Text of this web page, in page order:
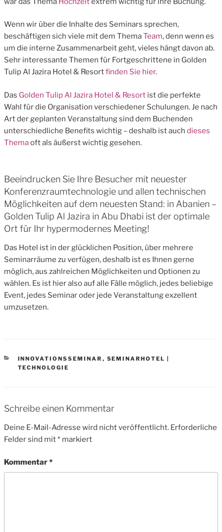
Wenn wir über die Inhalte des Seminars sprechen,
beschäftigen sich viele mit dem ThemaTeam, denn wenn es
um die interne Zusammenarbeit geht, vieles hängt davon ab.
Sehr interessante Themen für Fortgeschrittene in Golden
Tulip Al Jazira Hotel & Resortfinden Sie hier.
Das Golden Tulip Al Jazira Hotel & Resort ist die perfekte
Wahl für die Organisation verschiedener Schulungen. Je nach
Art der geplanten Veranstaltung sind dem Buchenden
unterschiedliche Benefits wichtig – deshalb ist auch dieses
Themaoft als äußerst wichtig gesehen.
Beeindrucken Sie Ihre Besucher mit neuester
Konferenzraumtechnologie und allen technischen
Möglichkeiten auf dem neuesten Stand: in Abanien –
Golden Tulip Al Jazira in Abu Dhabi ist der optimale
Ort für Ihr hypermodernes Meeting!
Das Hotel ist in der glücklichen Position, über mehrere
Seminarräume zu verfügen, deshalb ist es Ihnen gerne
möglich, aus zahlreichen Möglichkeiten und Optionen zu
wählen. Es ist hier also auf alle Fälle möglich, jedes beliebige
Event, jedes Seminar oder jede Veranstaltung exzellent
umzusetzen.
CATEGORIES
INNOVATIONSSEMINAR , SEMINARHOTEL |
TECHNOLOGIE
Schreibe einen Kommentar
Deine E-Mail-Adresse wird nicht veröffentlicht. Erforderliche
Felder sind mit* markiert
Kommentar*